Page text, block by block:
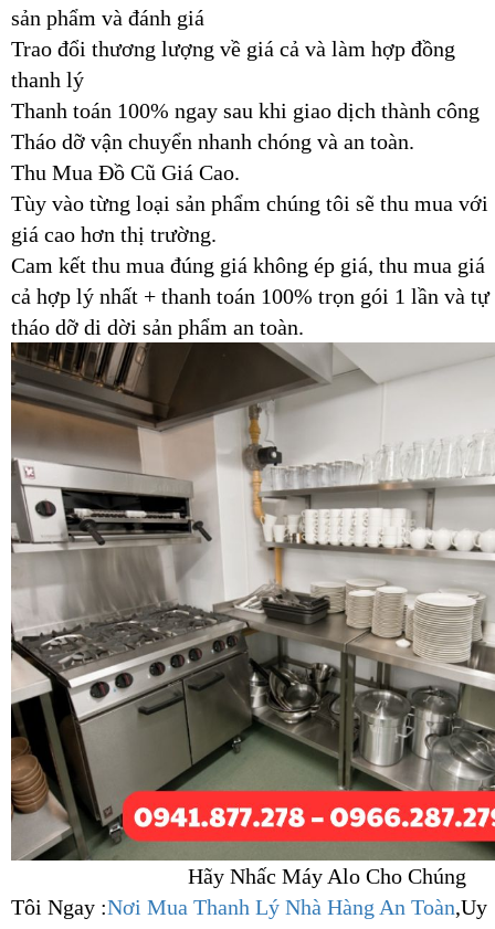
sản phẩm và đánh giá
Trao đổi thương lượng về giá cả và làm hợp đồng
thanh lý
Thanh toán 100% ngay sau khi giao dịch thành công
Tháo dỡ vận chuyển nhanh chóng và an toàn.
Thu Mua Đồ Cũ Giá Cao.
Tùy vào từng loại sản phẩm chúng tôi sẽ thu mua với
giá cao hơn thị trường.
Cam kết thu mua đúng giá không ép giá, thu mua giá
cả hợp lý nhất + thanh toán 100% trọn gói 1 lần và tự
tháo dỡ di dời sản phẩm an toàn.
Hãy Nhấc Máy Alo Cho Chúng
Tôi Ngay :Nơi Mua Thanh Lý Nhà Hàng An Toàn,Uy